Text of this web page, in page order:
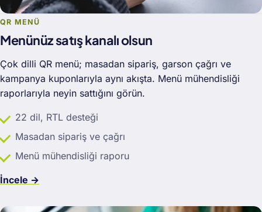
QR MENÜ
Menünüz satış kanalı olsun
Çok dilli QR menü; masadan sipariş, garson çağrı ve
kampanya kuponlarıyla aynı akışta. Menü mühendisliği
raporlarıyla neyin sattığını görün.
22 dil, RTL desteği
Masadan sipariş ve çağrı
Menü mühendisliği raporu
İncele →